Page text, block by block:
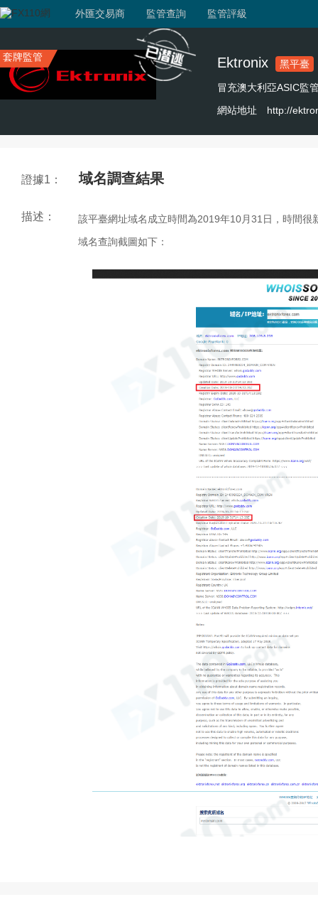
外匯交易商 監管查詢 監管評級
套牌監管 Ektronix 黑平臺
冒充澳大利亞ASIC監
網站地址
http://
證據1： 域名調查結果
描述：
該平臺網址域名成立時間為2019年10月31日，時間很
域名查詢截圖如下：